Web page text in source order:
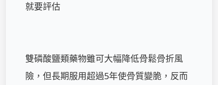
就要評估
雙磷酸鹽類藥物雖可大幅降低骨鬆骨折風
險，但長期服用超過5年使骨質變脆，反而